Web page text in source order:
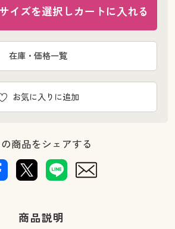
イズを選択しカートに入れる
お気に入りに追加
在庫・価格一覧
の商品をシェアする
商品説明